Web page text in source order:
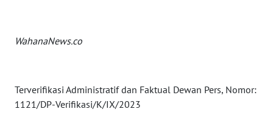
WahanaNews.co
Terverifikasi Administratif dan Faktual Dewan Pers, Nomor:
1121/DP-Verifikasi/K/IX/2023
NUSANTARA
SERBA-